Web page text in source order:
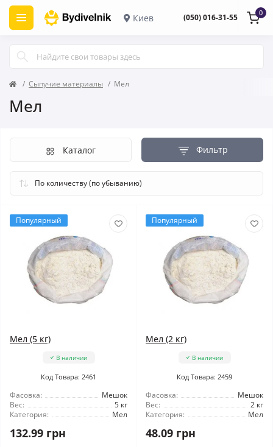
Киев (050) 016-31-55 0
Сыпучие материалы Мел
Мел
Фильтр
Каталог
Популярный
Мел (5 кг)
В наличии
Код Товара: 2461
Фасовка:
Мешок
Вес:
5 кг
Категория:
Мел
132.99 грн
Популярный
Мел (2 кг)
В наличии
Код Товара: 2459
Фасовка:
Мешок
Вес:
2 кг
Категория:
Мел
48.09 грн